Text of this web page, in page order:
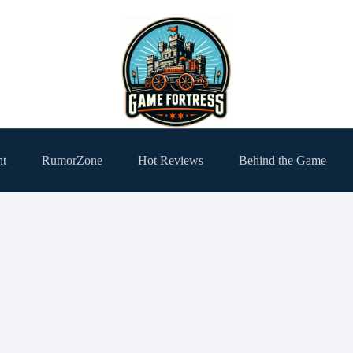
RumorZone Hot Reviews Behind the Game